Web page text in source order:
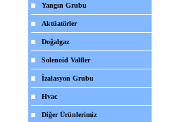
Yangın Grubu
Aktüatörler
Doğalgaz
Solenoid Valfler
İzalasyon Grubu
Hvac
Diğer Ürünlerimiz